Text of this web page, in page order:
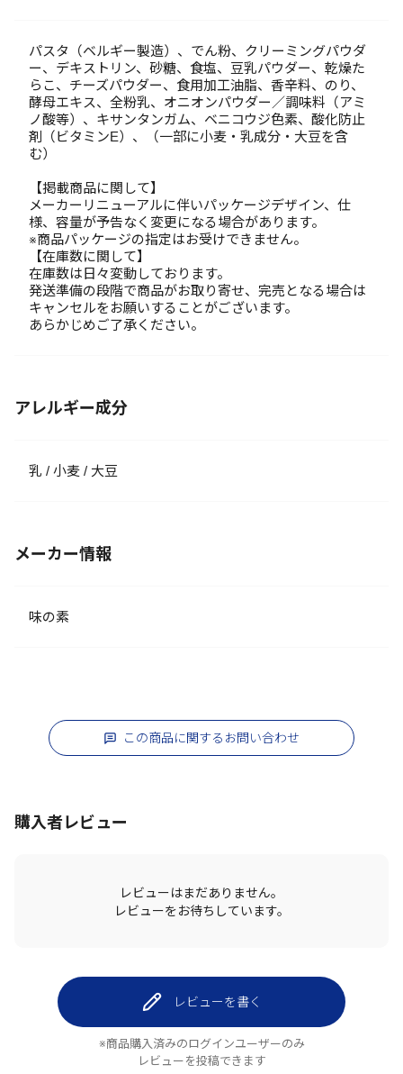
パスタ（ベルギー製造）、でん粉、クリーミングパウダ
ー、デキストリン、砂糖、食塩、豆乳パウダー、乾燥た
らこ、チーズパウダー、食用加工油脂、香辛料、のり、
酵母エキス、全粉乳、オニオンパウダー／調味料（アミ
ノ酸等）、キサンタンガム、ベニコウジ色素、酸化防止
剤（ビタミンE）、（一部に小麦・乳成分・大豆を含
む）
【掲載商品に関して】
メーカーリニューアルに伴いパッケージデザイン、仕
様、容量が予告なく変更になる場合があります。
※商品パッケージの指定はお受けできません。
【在庫数に関して】
在庫数は日々変動しております。
発送準備の段階で商品がお取り寄せ、完売となる場合は
キャンセルをお願いすることがございます。
あらかじめご了承ください。
アレルギー成分
乳 / 小麦 / 大豆
メーカー情報
味の素
この商品に関するお問い合わせ
購入者レビュー
レビューはまだありません。
レビューをお待ちしています。
レビューを書く
※商品購入済みのログインユーザーのみ
レビューを投稿できます